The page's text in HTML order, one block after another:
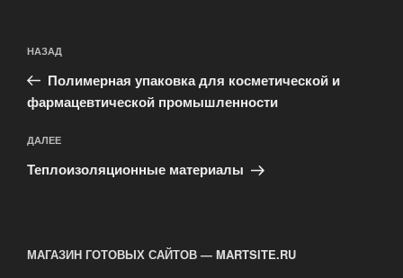
по
записям
Предыдущая
запись:
НАЗАД
Полимерная упаковка для косметической и
фармацевтической промышленности
Следующая
запись
ДАЛЕЕ
Теплоизоляционные материалы
МАГАЗИН ГОТОВЫХ САЙТОВ — MARTSITE.RU